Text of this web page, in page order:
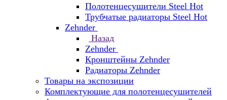
Полотенцесушители Steel Hot
Трубчатые радиаторы Steel Hot
Zehnder
Назад
Zehnder
Кронштейны Zehnder
Радиаторы Zehnder
Товары на экспозиции
Комплектующие для полотенцесушителей